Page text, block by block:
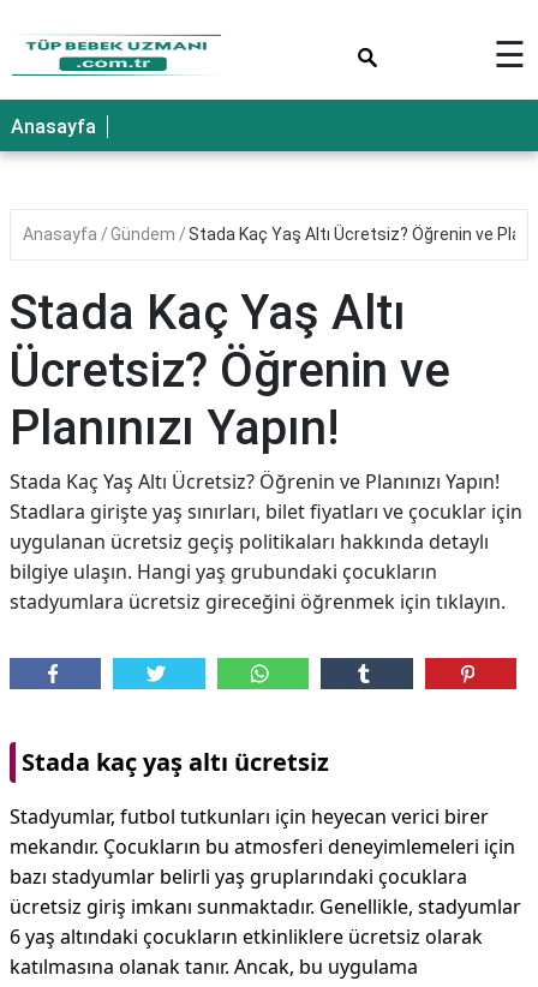
☰
Anasayfa
Anasayfa Gündem Stada Kaç Yaş Altı Ücretsiz? Öğrenin ve
Stada Kaç Yaş Altı
Ücretsiz? Öğrenin ve
Planınızı Yapın!
Stada Kaç Yaş Altı Ücretsiz? Öğrenin ve Planınızı Yapın!
Stadlara girişte yaş sınırları, bilet fiyatları ve çocuklar için
uygulanan ücretsiz geçiş politikaları hakkında detaylı
bilgiye ulaşın. Hangi yaş grubundaki çocukların
stadyumlara ücretsiz gireceğini öğrenmek için tıklayın.
Stada kaç yaş altı ücretsiz
Stadyumlar, futbol tutkunları için heyecan verici birer
mekandır. Çocukların bu atmosferi deneyimlemeleri için
bazı stadyumlar belirli yaş gruplarındaki çocuklara
ücretsiz giriş imkanı sunmaktadır. Genellikle, stadyumlar
6 yaş altındaki çocukların etkinliklere ücretsiz olarak
katılmasına olanak tanır. Ancak, bu uygulama